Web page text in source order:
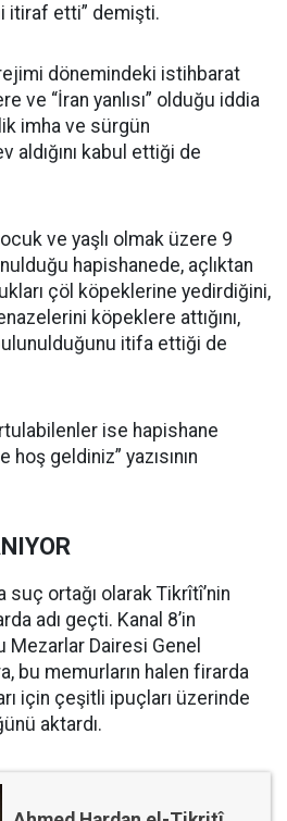
itiraf etti” demişti.
dönemindeki istihbarat
ve “İran yanlısı” olduğu iddia
imha ve sürgün
aldığını kabul ettiği de
ve yaşlı olmak üzere 9
hapishanede, açlıktan
çöl köpeklerine yedirdiğini,
köpeklere attığını,
itifa ettiği de
ise hapishane
hoş geldiniz” yazısının
suç ortağı olarak Tikrîtî’nin
adı geçti. Kanal 8’in
Mezarlar Dairesi Genel
bu memurların halen firarda
için çeşitli ipuçları üzerinde
aktardı.